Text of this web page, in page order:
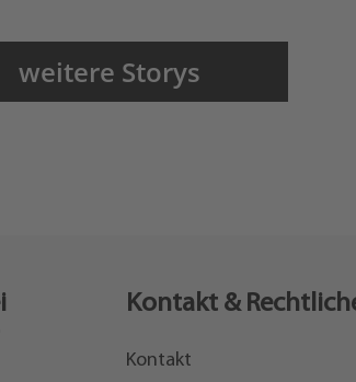
weitere Storys
Kontakt &
Kontakt